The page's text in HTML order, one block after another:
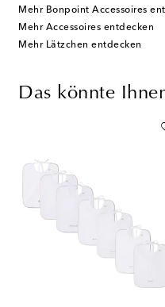
Mehr Bonpoint Accessoires
Mehr Accessoires entdecken
Mehr Lätzchen entdecken
Das könnte